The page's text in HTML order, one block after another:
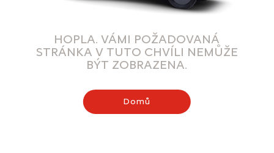
HOPLA. VÁMI POŽADOVANÁ
STRÁNKA V TUTO CHVÍLI NEMŮŽE
BÝT ZOBRAZENA.
Domů